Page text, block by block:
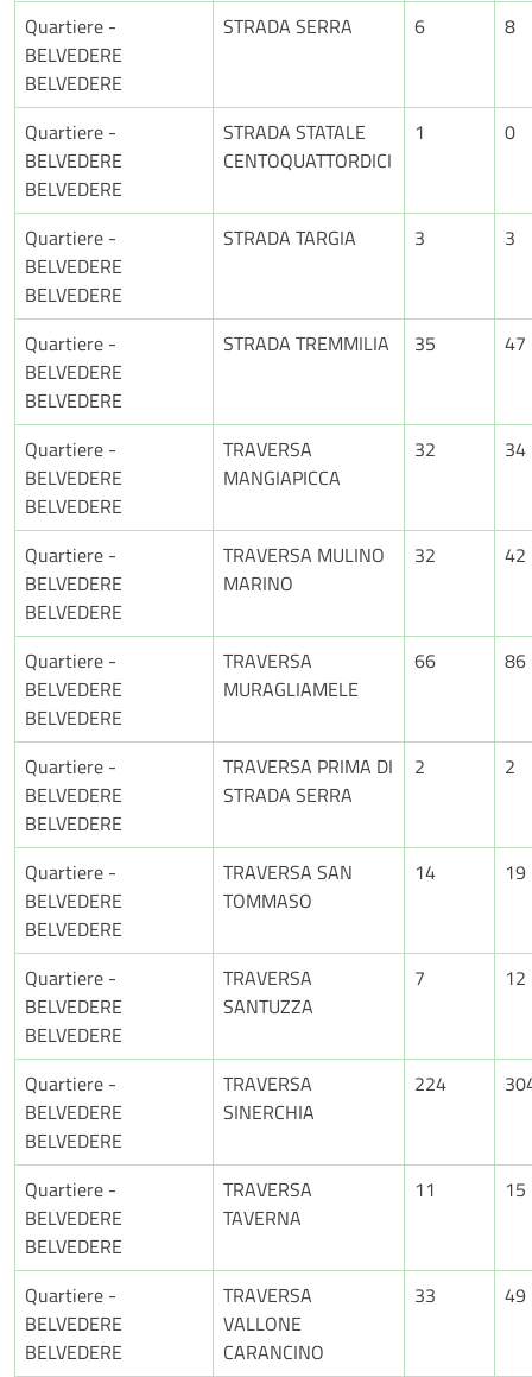
Quartiere -
BELVEDERE
BELVEDERE
STRADA SERRA 6 8
Quartiere -
BELVEDERE
BELVEDERE
STRADA STATALE
CENTOQUATTORDICI
1 0
Quartiere -
BELVEDERE
BELVEDERE
STRADA TARGIA 3 3
Quartiere -
BELVEDERE
BELVEDERE
STRADA TREMMILIA 35 47
Quartiere -
BELVEDERE
BELVEDERE
TRAVERSA
MANGIAPICCA
32 34
Quartiere -
BELVEDERE
BELVEDERE
TRAVERSA MULINO
MARINO
32 42
Quartiere -
BELVEDERE
BELVEDERE
TRAVERSA
MURAGLIAMELE
66 86
Quartiere -
BELVEDERE
BELVEDERE
TRAVERSA PRIMA DI
STRADA SERRA
2 2
Quartiere -
BELVEDERE
BELVEDERE
TRAVERSA SAN
TOMMASO
14 19
Quartiere -
BELVEDERE
BELVEDERE
TRAVERSA
SANTUZZA
7 12
Quartiere -
BELVEDERE
BELVEDERE
TRAVERSA
SINERCHIA
224
Quartiere -
BELVEDERE
BELVEDERE
TRAVERSA
TAVERNA
11 15
Quartiere -
BELVEDERE
BELVEDERE
TRAVERSA
VALLONE
CARANCINO
33 49